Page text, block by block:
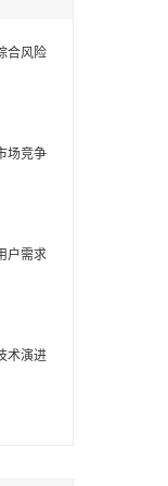
合风险
场竞争
户需求
术演进